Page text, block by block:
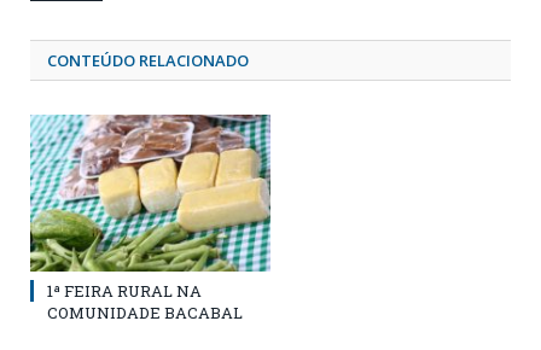
CONTEÚDO RELACIONADO
1ª FEIRA RURAL NA
COMUNIDADE BACABAL